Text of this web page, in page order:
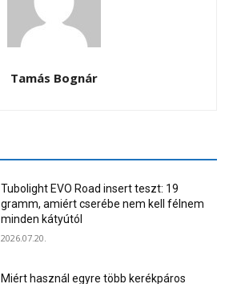
Tamás Bognár
Tubolight EVO Road insert teszt: 19
gramm, amiért cserébe nem kell félnem
minden kátyútól
2026.07.20.
Miért használ egyre több kerékpáros